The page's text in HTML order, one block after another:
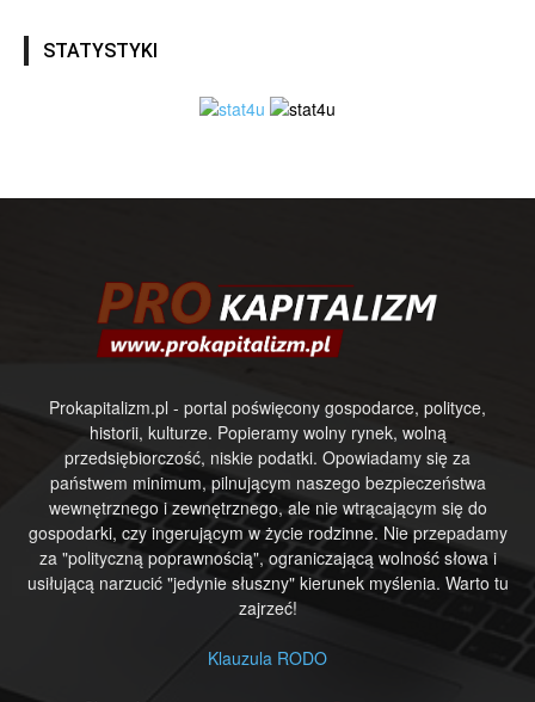
STATYSTYKI
Prokapitalizm.pl - portal poświęcony gospodarce, polityce,
historii, kulturze. Popieramy wolny rynek, wolną
przedsiębiorczość, niskie podatki. Opowiadamy się za
państwem minimum, pilnującym naszego bezpieczeństwa
wewnętrznego i zewnętrznego, ale nie wtrącającym się do
gospodarki, czy ingerującym w życie rodzinne. Nie przepadamy
za "polityczną poprawnością", ograniczającą wolność słowa i
usiłującą narzucić "jedynie słuszny" kierunek myślenia. Warto tu
zajrzeć!
Klauzula RODO